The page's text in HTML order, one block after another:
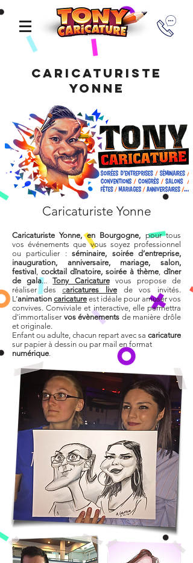
Caricaturiste
Yonne
Caricaturiste Yonne
Caricaturiste Yonne, en Bourgogne, pour tous
vos événements que vous soyez professionnel
ou particulier :séminaire, soirée d’entreprise,
inauguration, anniversaire, mariage, salon,
festival , cocktail dînatoire, soirée à thème, dîner
de gala...Tony Caricaturevous propose de
réaliser descaricatures live de vos invités.
L’animation caricature est idéale pour amuser vos
convives. Conviviale et interactive, elle permettra
d'immortaliser vos évènements de manière drôle
et originale.
Enfant ou adulte, chacun repart avec sa caricature
sur papier à dessin ou par mail en format
numérique.